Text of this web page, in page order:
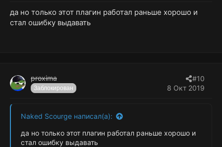
да но только этот плагин работал раньше хорошо и
стал ошибку выдавать
proxima
Заблокирован 8 Окт 2019
#10
Naked Scourge написал(а):
да но только этот плагин работал раньше хорошо и
стал ошибку выдавать